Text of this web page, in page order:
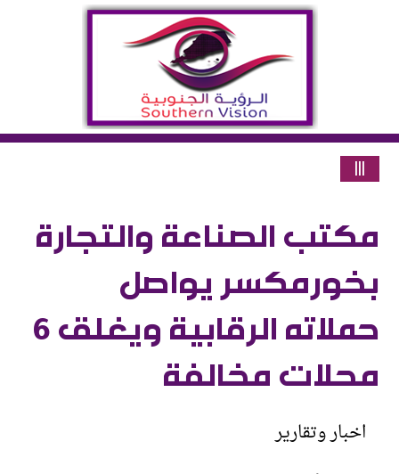
مكتب الصناعة والتجارة
بخورمكسر يواصل
حملاته الرقابية ويغلق 6
محلات مخالفة
اخبار وتقارير